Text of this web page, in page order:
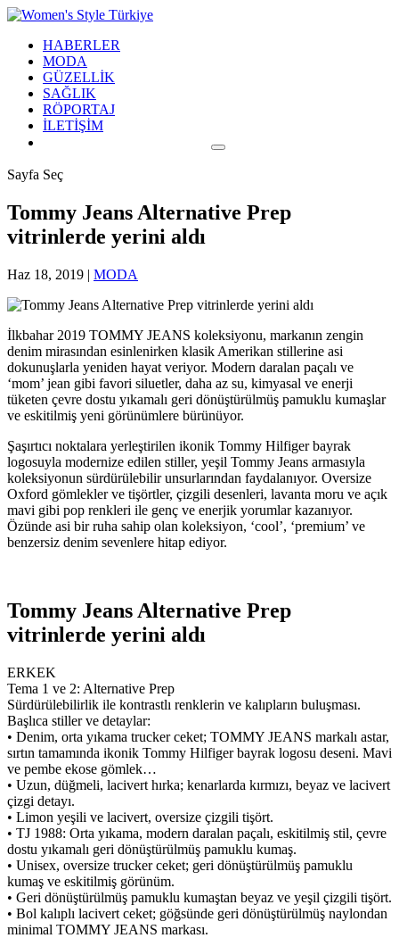
HABERLER
MODA
GÜZELLİK
SAĞLIK
RÖPORTAJ
İLETİŞİM
Sayfa Seç
Tommy Jeans Alternative Prep
vitrinlerde yerini aldı
Haz 18, 2019 | MODA
İlkbahar 2019 TOMMY JEANS koleksiyonu, markanın zengin
denim mirasından esinlenirken klasik Amerikan stillerine asi
dokunuşlarla yeniden hayat veriyor. Modern daralan paçalı ve
‘mom’ jean gibi favori siluetler, daha az su, kimyasal ve enerji
tüketen çevre dostu yıkamalı geri dönüştürülmüş pamuklu kumaşlar
ve eskitilmiş yeni görünümlere bürünüyor.
Şaşırtıcı noktalara yerleştirilen ikonik Tommy Hilfiger bayrak
logosuyla modernize edilen stiller, yeşil Tommy Jeans armasıyla
koleksiyonun sürdürülebilir unsurlarından faydalanıyor. Oversize
Oxford gömlekler ve tişörtler, çizgili desenleri, lavanta moru ve açık
mavi gibi pop renkleri ile genç ve enerjik yorumlar kazanıyor.
Özünde asi bir ruha sahip olan koleksiyon, ‘cool’, ‘premium’ ve
benzersiz denim sevenlere hitap ediyor.
Tommy Jeans Alternative Prep
vitrinlerde yerini aldı
ERKEK
Tema 1 ve 2: Alternative Prep
Sürdürülebilirlik ile kontrastlı renklerin ve kalıpların buluşması.
Başlıca stiller ve detaylar:
• Denim, orta yıkama trucker ceket; TOMMY JEANS markalı astar,
sırtın tamamında ikonik Tommy Hilfiger bayrak logosu deseni. Mavi
ve pembe ekose gömlek…
• Uzun, düğmeli, lacivert hırka; kenarlarda kırmızı, beyaz ve lacivert
çizgi detayı.
• Limon yeşili ve lacivert, oversize çizgili tişört.
• TJ 1988: Orta yıkama, modern daralan paçalı, eskitilmiş stil, çevre
dostu yıkamalı geri dönüştürülmüş pamuklu kumaş.
• Unisex, oversize trucker ceket; geri dönüştürülmüş pamuklu
kumaş ve eskitilmiş görünüm.
• Geri dönüştürülmüş pamuklu kumaştan beyaz ve yeşil çizgili tişört.
• Bol kalıplı lacivert ceket; göğsünde geri dönüştürülmüş naylondan
minimal TOMMY JEANS markası.